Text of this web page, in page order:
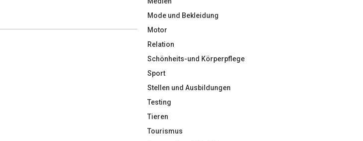
Mode und Bekleidung
Motor
Relation
Schönheits-und Körperpflege
Sport
Stellen und Ausbildungen
Testing
Tieren
Tourismus